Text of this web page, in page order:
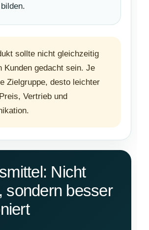
sollte nicht gleichzeitig
Kunden gedacht sein. Je
Zielgruppe, desto leichter
Vertrieb und
Nicht
sondern besser